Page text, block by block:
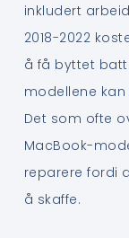
inkludert
2018-2022
å få byttet
modellene
Det som ofte
MacBook-
reparere fordi
å skaffe.